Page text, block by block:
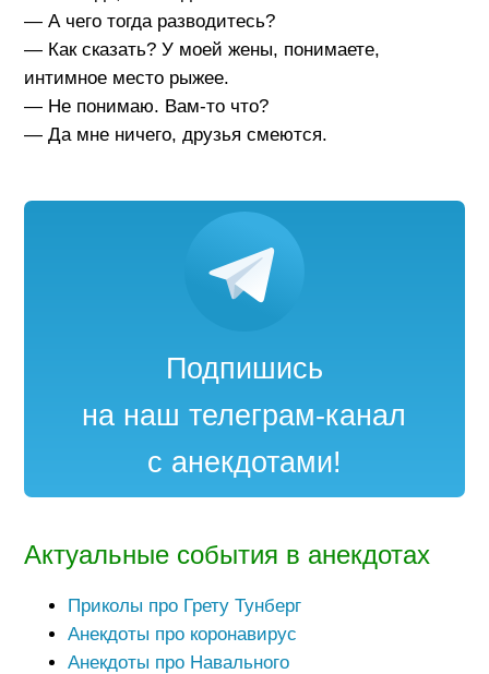
— А чего тогда разводитесь?
— Как сказать? У моей жены, понимаете,
интимное место рыжее.
— Не понимаю. Вам-то что?
— Да мне ничего, друзья смеются.
Подпишись
на наш телеграм-канал
с анекдотами!
Актуальные события в анекдотах
Приколы про Грету Тунберг
Анекдоты про коронавирус
Анекдоты про Навального